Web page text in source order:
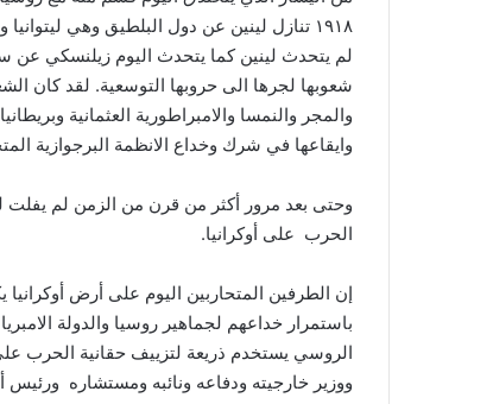
١٩١٨ تنازل لينين عن دول البلطيق وهي
لم يتحدث لينين كما يتحدث اليوم زيلنسكي عن
شعوبها لجرها الى حروبها التوسعية. لقد كان
والمجر والنمسا والامبراطورية العثمانية
وايقاعها في شرك وخداع الانظمة البرجوازية
وحتى بعد مرور أكثر من قرن من الزمن لم يفلت
الحرب على أوكرانيا.
إن الطرفين المتحاربين اليوم على أرض
باستمرار خداعهم لجماهير روسيا والدولة
الروسي يستخدم ذريعة لتزييف حقانية الحرب
ووزير خارجيته ودفاعه ونائبه ومستشاره ورئيس